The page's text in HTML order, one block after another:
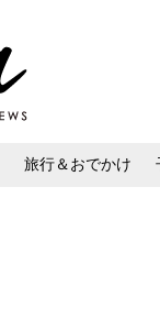
旅行＆おでかけ